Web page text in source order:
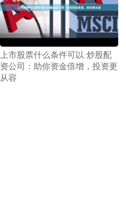
上市股票什么条件可以 炒股配
资公司：助你资金倍增，投资更
从容